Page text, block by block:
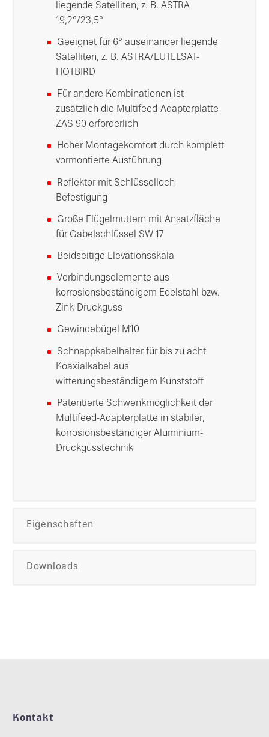
liegende Satelliten, z. B. ASTRA
19,2°/23,5°
Geeignet für 6° auseinander liegende
Satelliten, z. B. ASTRA/EUTELSAT-
HOTBIRD
Für andere Kombinationen ist
zusätzlich die Multifeed-Adapterplatte
ZAS 90 erforderlich
Hoher Montagekomfort durch komplett
vormontierte Ausführung
Reflektor mit Schlüsselloch-
Befestigung
Große Flügelmuttern mit Ansatzfläche
für Gabelschlüssel SW 17
Beidseitige Elevationsskala
Verbindungselemente aus
korrosionsbeständigem Edelstahl bzw.
Zink-Druckguss
Gewindebügel M10
Schnappkabelhalter für bis zu acht
Koaxialkabel aus
witterungsbeständigem Kunststoff
Patentierte Schwenkmöglichkeit der
Multifeed-Adapterplatte in stabiler,
korrosionsbeständiger Aluminium-
Druckgusstechnik
Eigenschaften
Downloads
Kontakt